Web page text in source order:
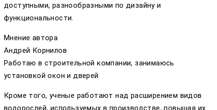
доступными, разнообразными по дизайну и
функциональности.
Мнение автора
Андрей Корнилов
Работаю в строительной компании, занимаюсь
установкой окон и дверей
Кроме того, ученые работают над расширением видов
водорослей, используемых в производстве, повышая их